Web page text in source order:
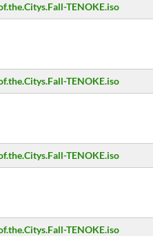
TENOKE.iso
TENOKE.iso
TENOKE.iso
TENOKE.iso